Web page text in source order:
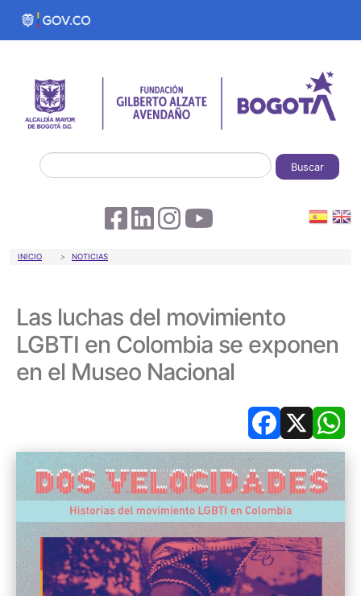
Pasar al contenido principal
Buscar
Sobrescribir enlaces de ayuda a la
INICIO NOTICIAS
Las luchas del movimiento
LGBTI en Colombia se exponen
en el Museo Nacional
Facebook
X